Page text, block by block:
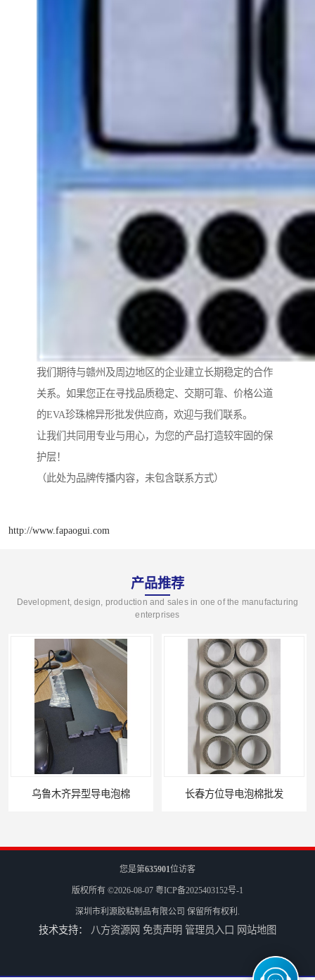
我们期待与赣州及周边地区的企业建立长期稳定的合作
关系。如果您正在寻找品质稳定、交期可靠、价格公道
的EVA珍珠棉异形批发供应商，欢迎与我们联系。
让我们共同用专业与用心，为您的产品打造较牢固的保
护层！
（此处为品牌传播内容，未包含联系方式）
http://www.fapaogui.com
产品推荐
Development, design, production and sales in one of the manufacturing
enterprises
乌鲁木齐异型导电泡棉 长春方位导电泡棉批发
银川亮面液态发泡硅胶垫片定制
您是第635901位访客
版权所有 ©2026-08-07 粤ICP备2025403152号-1
深圳市利源胶粘制品有限公司 保留所有权利.
技术支持： 八方资源网 免责声明 管理员入口 网站地图